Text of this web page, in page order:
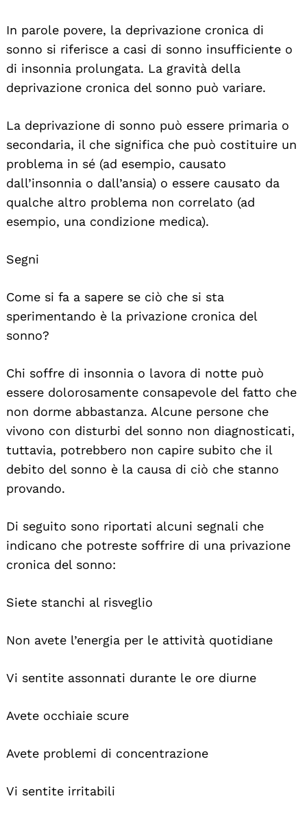
In parole povere, la deprivazione cronica di
sonno si riferisce a casi di sonno insufficiente o
di insonnia prolungata. La gravità della
deprivazione cronica del sonno può variare.
La deprivazione di sonno può essere primaria o
secondaria, il che significa che può costituire un
problema in sé (ad esempio, causato
dall’insonnia o dall’ansia) o essere causato da
qualche altro problema non correlato (ad
esempio, una condizione medica).
Segni
Come si fa a sapere se ciò che si sta
sperimentando è la privazione cronica del
sonno?
Chi soffre di insonnia o lavora di notte può
essere dolorosamente consapevole del fatto che
non dorme abbastanza. Alcune persone che
vivono con disturbi del sonno non diagnosticati,
tuttavia, potrebbero non capire subito che il
debito del sonno è la causa di ciò che stanno
provando.
Di seguito sono riportati alcuni segnali che
indicano che potreste soffrire di una privazione
cronica del sonno:
Siete stanchi al risveglio
Non avete l’energia per le attività quotidiane
Vi sentite assonnati durante le ore diurne
Avete occhiaie scure
Avete problemi di concentrazione
Vi sentite irritabili